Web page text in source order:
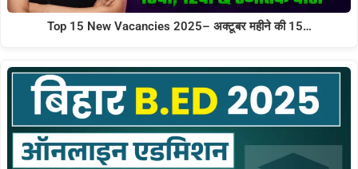
Top 15 New Vacancies 2025– अक्टूबर महीने की 15…